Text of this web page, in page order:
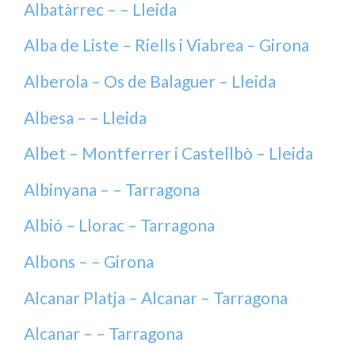
Albatàrrec – – Lleida
Alba de Liste – Riells i Viabrea – Girona
Alberola – Os de Balaguer – Lleida
Albesa – – Lleida
Albet – Montferrer i Castellbò – Lleida
Albinyana – – Tarragona
Albió – Llorac – Tarragona
Albons – – Girona
Alcanar Platja – Alcanar – Tarragona
Alcanar – – Tarragona